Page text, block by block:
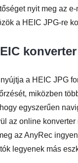
nyit meg az
a HEIC JPG-re
konverter
a HEIC JPG
miközben
egyszerűen
az online
az AnyRec
legyenek más